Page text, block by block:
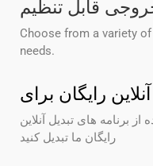
قابل تنظیم
Choose from a variety
needs.
از برنامه های تبدیل آنلاین
رایگان ما تبدیل کنید